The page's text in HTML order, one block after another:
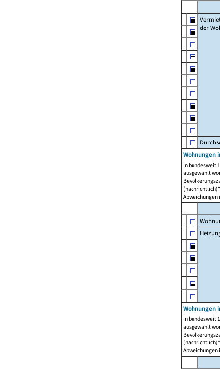
der
Wohnungen
In bundesweit
ausgewählt
Abweichungen
Wohnungen
In bundesweit
ausgewählt
Abweichungen